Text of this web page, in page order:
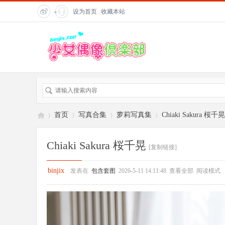
"
"在
线客
服">
设为首页 收藏本站
首页 写真合集 萝莉写真集 Chiaki Sakura 桜千晃
Chiaki Sakura 桜千晃 [复制链接]
binjix 发表在 包含套图 2026-5-11 14:11:48 查看全部 阅读模式